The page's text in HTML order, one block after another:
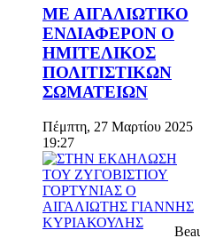
ΜΕ ΑΙΓΑΛΙΩΤΙΚΟ
ΕΝΔΙΑΦΕΡΟΝ Ο
ΗΜΙΤΕΛΙΚΟΣ
ΠΟΛΙΤΙΣΤΙΚΩΝ
ΣΩΜΑΤΕΙΩΝ
Πέμπτη, 27 Μαρτίου 2025
19:27